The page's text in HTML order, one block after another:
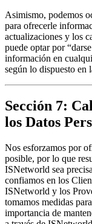
Asimismo, podemos
para ofrecerle
actualizaciones y los
puede optar por
información en
según lo dispuesto en
Sección 7:
los Datos
Nos esforzamos por
posible, por lo que
ISNetworld sea
confiamos en los
ISNetworld y los
tomamos medidas
importancia de